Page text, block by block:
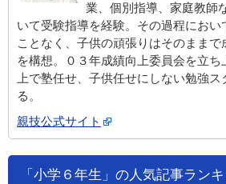
業、個別指導、家庭教師
いて受験指導を経験。その過程におい
ことなく、子供の頑張りはそのままで
を構想。０３年成績向上委員会を立ち
上で塾任せ、子供任せにしない勉強ス
る。
親技公式サイト
「小学６年生」の人気記事ラン